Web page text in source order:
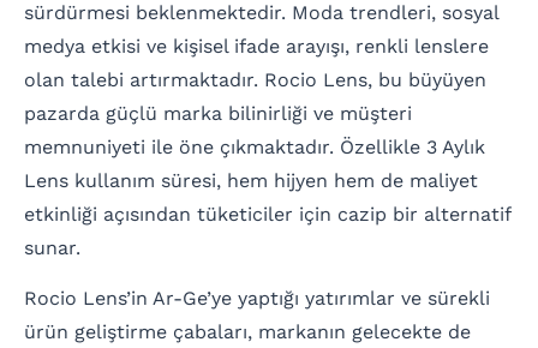
sürdürmesi beklenmektedir. Moda trendleri, sosyal
medya etkisi ve kişisel ifade arayışı, renkli lenslere
olan talebi artırmaktadır. Rocio Lens, bu büyüyen
pazarda güçlü marka bilinirliği ve müşteri
memnuniyeti ile öne çıkmaktadır. Özellikle 3 Aylık
Lens kullanım süresi, hem hijyen hem de maliyet
etkinliği açısından tüketiciler için cazip bir alternatif
sunar.
Rocio Lens’in Ar-Ge’ye yaptığı yatırımlar ve sürekli
ürün geliştirme çabaları, markanın gelecekte de